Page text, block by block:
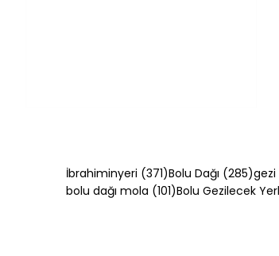
İbrahiminyeri (371)371 yazı
Bolu Dağı (285)285
gezi
bolu dağı mola (101)101 yazı
Bolu Gezilecek